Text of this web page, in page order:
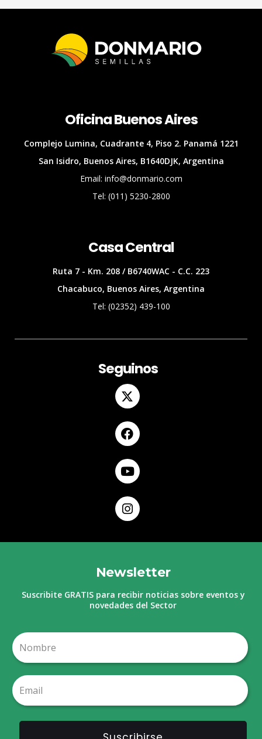
Oficina Buenos Aires
Complejo Lumina, Cuadrante 4, Piso 2. Panamá 1221
San Isidro, Buenos Aires, B1640DJK, Argentina
Email: info@donmario.com
Tel: (011) 5230-2800
Casa Central
Ruta 7 - Km. 208 / B6740WAC - C.C. 223
Chacabuco, Buenos Aires, Argentina
Tel: (02352) 439-100
Seguinos
Newsletter
Suscribite GRATIS para recibir noticias sobre eventos y
novedades del Sector